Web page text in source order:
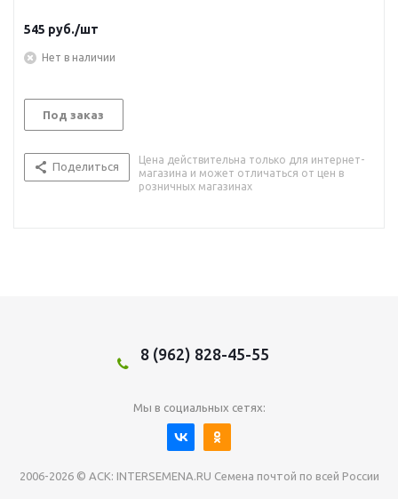
545 руб./шт
Нет в наличии
Под заказ
Поделиться
Цена действительна только для интернет-
магазина и может отличаться от цен в
розничных магазинах
8 (962) 828-45-55
Мы в социальных сетях:
2006-2026 © АСК: INTERSEMENA.RU Семена почтой по всей России